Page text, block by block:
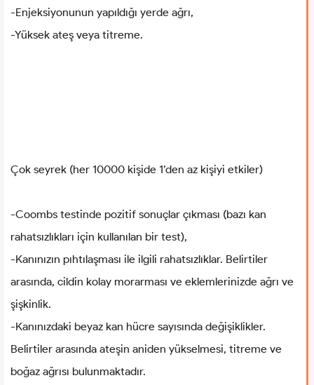
-Enjeksiyonunun yapıldığı yerde ağrı,
-Yüksek ateş veya titreme.
Çok seyrek (her 10000 kişide 1’den az kişiyi etkiler)
-Coombs testinde pozitif sonuçlar çıkması (bazı kan
rahatsızlıkları için kullanılan bir test),
-Kanınızın pıhtılaşması ile ilgili rahatsızlıklar. Belirtiler
arasında, cildin kolay morarması ve eklemlerinizde ağrı ve
şişkinlik.
-Kanınızdaki beyaz kan hücre sayısında değişiklikler.
Belirtiler arasında ateşin aniden yükselmesi, titreme ve
boğaz ağrısı bulunmaktadır.